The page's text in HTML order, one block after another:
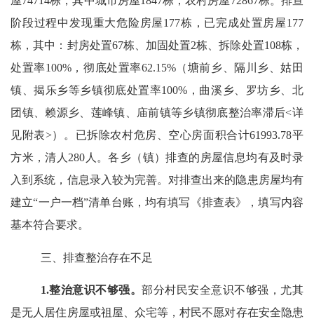
阶段过程中发现重大危险房屋177栋，已完成处置房屋177
栋，其中：封房处置67栋、加固处置2栋、拆除处置108栋，
处置率100%，彻底处置率62.15%（塘前乡、隔川乡、姑田
镇、揭乐乡等乡镇彻底处置率100% ，曲溪乡、罗坊乡、北
团镇、赖源乡、莲峰镇、庙前镇等乡镇彻底整治率滞后<详
见附表>） 。已拆除农村危房、空心房面积合计61993.78平
方米，清人 280 人。各乡（镇）排查的房屋信息均有及时录
入到系统，信息录入较为完善。对排查出来的隐患房屋均有
建立“一户一档”清单台账，均有填写《排查表》，填写内容
基本符合要求。
三、排查整治存在不足
1.整治意识不够强。部分村民安全意识不够强，尤其
是无人居住房屋或祖屋、众宅等，村民不愿对存在安全隐患